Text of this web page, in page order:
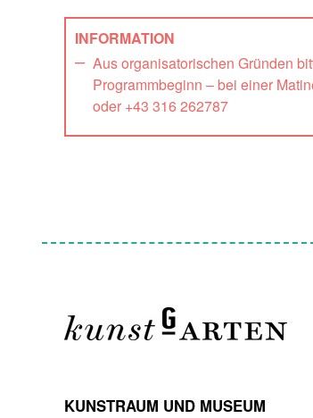
INFORMATION
Aus organisatorischen Gründen
Programmbeginn – bei einer
oder +43 316 262787
KUNSTRAUM UND MUSEUM